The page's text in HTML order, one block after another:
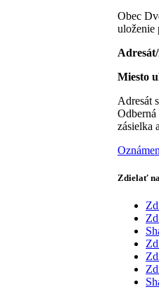
Obec
uloženie
Miesto
Adresát
zásielka
Zdielať na